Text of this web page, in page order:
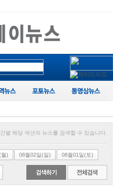
별 해당 섹션의 뉴스를 검색할 수 있습니다.
) 08월02일(일) 08월01일(토)